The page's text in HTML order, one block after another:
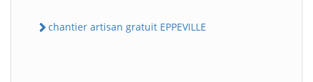
chantier artisan gratuit EPPEVILLE